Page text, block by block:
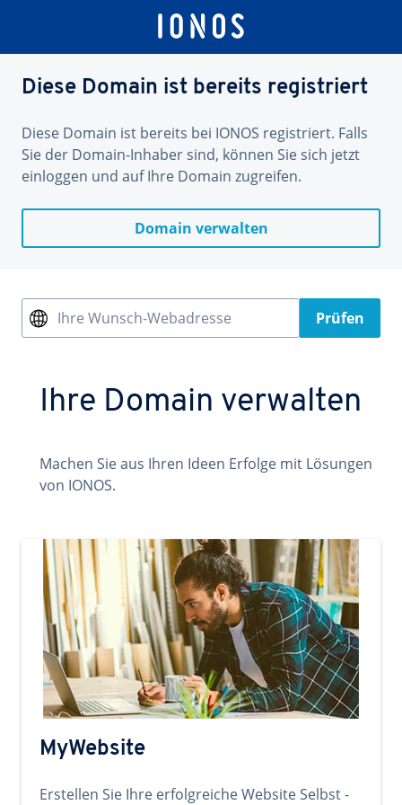
Diese Domain ist bereits registriert
Diese Domain ist bereits bei IONOS registriert. Falls
Sie der Domain-Inhaber sind, können Sie sich jetzt
einloggen und auf Ihre Domain zugreifen.
Domain verwalten
Ihre Wunsch-Webadresse Prüfen
Ihre Domain verwalten
Machen Sie aus Ihren Ideen Erfolge mit Lösungen
von IONOS.
MyWebsite
Erstellen Sie Ihre erfolgreiche Website Selbst -